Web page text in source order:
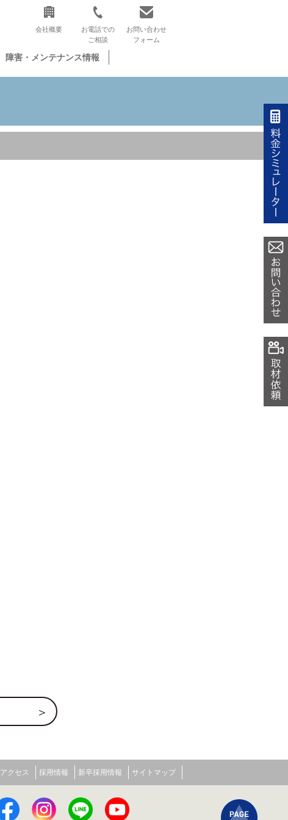
会社概要
お電話での
ご相談
お問い合わせ
フォーム
障害・メンテナンス情報
アクセス 採用情報 新卒採用情報 サイトマップ